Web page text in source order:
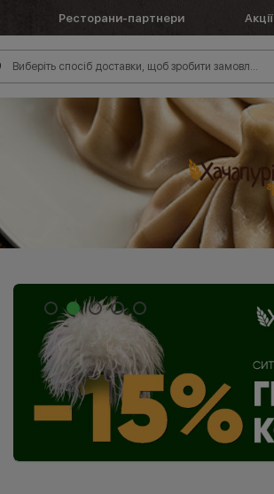
Ресторани-партнери Акції
Виберіть спосіб доставки, щоб зробити замовлення